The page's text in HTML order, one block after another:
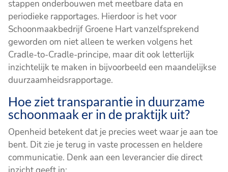
stappen onderbouwen met meetbare data en
periodieke rapportages. Hierdoor is het voor
Schoonmaakbedrijf Groene Hart vanzelfsprekend
geworden om niet alleen te werken volgens het
Cradle-to-Cradle-principe, maar dit ook letterlijk
inzichtelijk te maken in bijvoorbeeld een maandelijkse
duurzaamheidsrapportage.
Hoe ziet transparantie in duurzame
schoonmaak er in de praktijk uit?
Openheid betekent dat je precies weet waar je aan toe
bent. Dit zie je terug in vaste processen en heldere
communicatie. Denk aan een leverancier die direct